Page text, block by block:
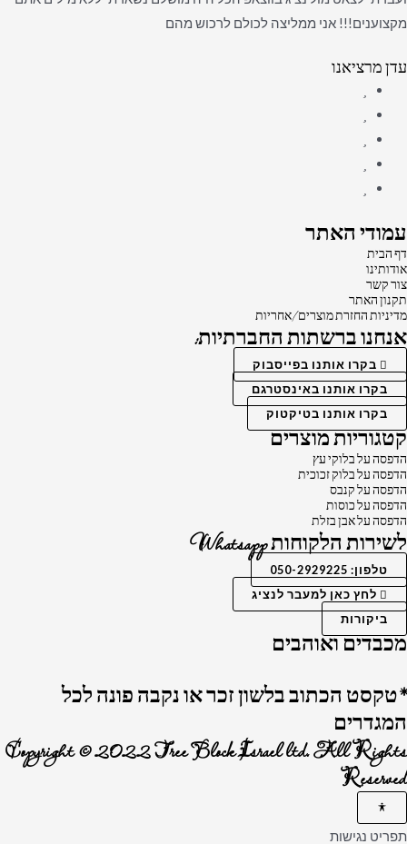
מקצוענים!!! אני ממליצה לכולם לרכוש מהם
עדן מרציאנו
עמודי האתר
דף הבית
אודותינו
צור קשר
תקנון האתר
מדיניות החזרת מוצרים/אחריות
אנחנו ברשתות החברתיות:
בקרו אותנו בפייסבוק
בקרו אותנו באינסטרגם
בקרו אותנו בטיקטוק
קטגוריות מוצרים
הדפסה על בלוקי עץ
הדפסה על בלוק זכוכית
הדפסה על קנבס
הדפסה על כוסות
הדפסה על אבן בזלת
לשירות הלקוחות Whatsapp
טלפון: 050-2929225
לחץ כאן למעבר לנציג
ביקורות
מכבדים ואוהבים
*טקסט הכתוב בלשון זכר או נקבה פונה לכל
המגדרים
Copyright © 2022 Tree Block Israel ltd. All Rights
Reserved
תפריט נגישות